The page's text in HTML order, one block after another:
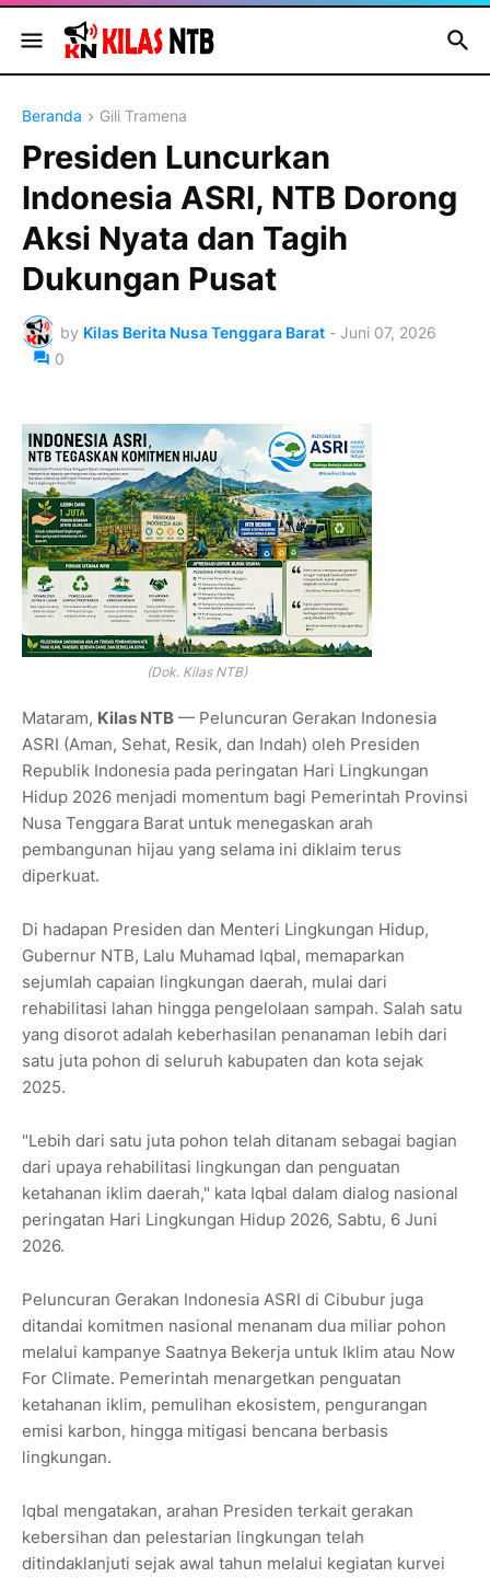
Beranda Gili Tramena
Presiden Luncurkan
Indonesia ASRI, NTB Dorong
Aksi Nyata dan Tagih
Dukungan Pusat
by Kilas Berita Nusa Tenggara Barat - Juni 07, 2026
0
(Dok. Kilas NTB)
Mataram, Kilas NTB — Peluncuran Gerakan Indonesia
ASRI (Aman, Sehat, Resik, dan Indah) oleh Presiden
Republik Indonesia pada peringatan Hari Lingkungan
Hidup 2026 menjadi momentum bagi Pemerintah Provinsi
Nusa Tenggara Barat untuk menegaskan arah
pembangunan hijau yang selama ini diklaim terus
diperkuat.
Di hadapan Presiden dan Menteri Lingkungan Hidup,
Gubernur NTB, Lalu Muhamad Iqbal, memaparkan
sejumlah capaian lingkungan daerah, mulai dari
rehabilitasi lahan hingga pengelolaan sampah. Salah satu
yang disorot adalah keberhasilan penanaman lebih dari
satu juta pohon di seluruh kabupaten dan kota sejak
2025.
"Lebih dari satu juta pohon telah ditanam sebagai bagian
dari upaya rehabilitasi lingkungan dan penguatan
ketahanan iklim daerah," kata Iqbal dalam dialog nasional
peringatan Hari Lingkungan Hidup 2026, Sabtu, 6 Juni
2026.
Peluncuran Gerakan Indonesia ASRI di Cibubur juga
ditandai komitmen nasional menanam dua miliar pohon
melalui kampanye Saatnya Bekerja untuk Iklim atau Now
For Climate. Pemerintah menargetkan penguatan
ketahanan iklim, pemulihan ekosistem, pengurangan
emisi karbon, hingga mitigasi bencana berbasis
lingkungan.
Iqbal mengatakan, arahan Presiden terkait gerakan
kebersihan dan pelestarian lingkungan telah
ditindaklanjuti sejak awal tahun melalui kegiatan kurvei